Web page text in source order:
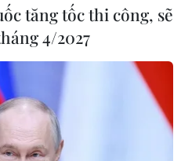
tăng tốc thi công, sẽ
4/2027